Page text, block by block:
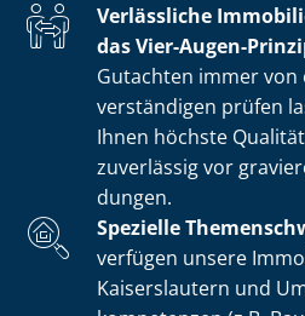
Verlässliche
das Vier-Augen-
Gutachten immer
ver­stän­di­gen prüfen
Ihnen höchste
zuverlässig vor
dun­gen.
Spezielle
verfügen unsere
Kaiserslautern und